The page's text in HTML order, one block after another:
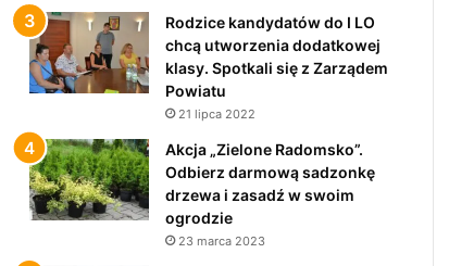
Rodzice kandydatów do I LO
chcą utworzenia dodatkowej
klasy. Spotkali się z Zarządem
Powiatu
21 lipca 2022
Akcja „Zielone Radomsko”.
Odbierz darmową sadzonkę
drzewa i zasadź w swoim
ogrodzie
23 marca 2023